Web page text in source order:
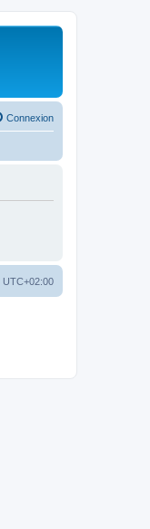
Connexion
UTC+02:00